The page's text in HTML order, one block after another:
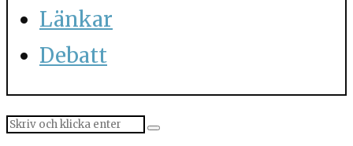
Länkar
Debatt